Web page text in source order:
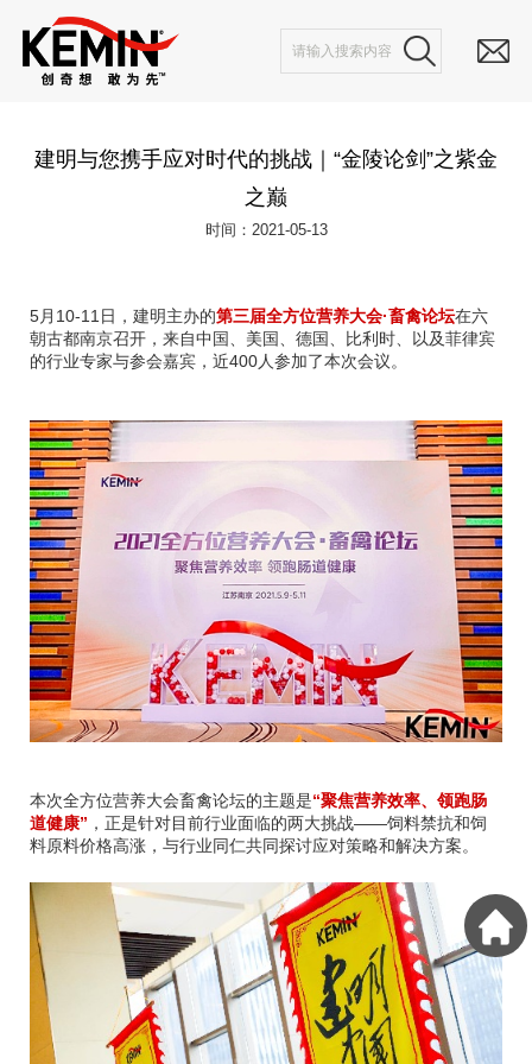
建明与您携手应对时代的挑战｜“金陵论剑”之紫金
之巅
时间：2021-05-13
5月10-11日，建明主办的第三届全方位营养大会·畜禽论坛在六
朝古都南京召开，来自中国、美国、德国、比利时、以及菲律宾
的行业专家与参会嘉宾，近400人参加了本次会议。
本次全方位营养大会畜禽论坛的主题是“聚焦营养效率、领跑肠
道健康” ，正是针对目前行业面临的两大挑战——饲料禁抗和饲
料原料价格高涨，与行业同仁共同探讨应对策略和解决方案。